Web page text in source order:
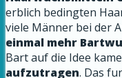
erblich bedingten
viele Männer bei der
einmal mehr
Bart auf die Idee
aufzutragen. Das